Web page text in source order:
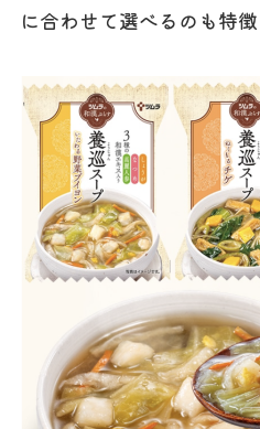
に合わせて選べるのも特徴